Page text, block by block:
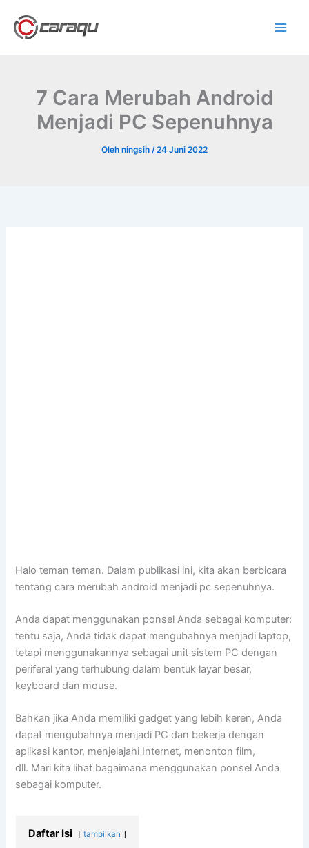
konten
7 Cara Merubah Android
Menjadi PC Sepenuhnya
Oleh ningsih /24 Juni 2022
Halo teman teman. Dalam publikasi ini, kita akan berbicara
tentang cara merubah android menjadi pc sepenuhnya.
Anda dapat menggunakan ponsel Anda sebagai komputer:
tentu saja, Anda tidak dapat mengubahnya menjadi laptop,
tetapi menggunakannya sebagai unit sistem PC dengan
periferal yang terhubung dalam bentuk layar besar,
keyboard dan mouse.
Bahkan jika Anda memiliki gadget yang lebih keren, Anda
dapat mengubahnya menjadi PC dan bekerja dengan
aplikasi kantor, menjelajahi Internet, menonton film,
dll. Mari kita lihat bagaimana menggunakan ponsel Anda
sebagai komputer.
Daftar Isi tampilkan